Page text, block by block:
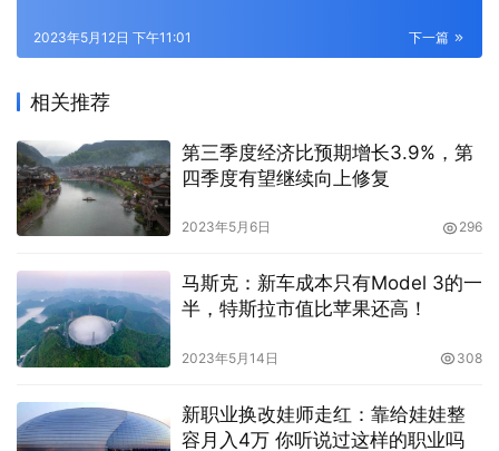
下一篇
2023年5月12日 下午11:01
相关推荐
第三季度经济比预期增长3.9%，第
四季度有望继续向上修复
2023年5月6日 296
马斯克：新车成本只有Model 3的一
半，特斯拉市值比苹果还高！
2023年5月14日 308
新职业换改娃师走红：靠给娃娃整
容月入4万 你听说过这样的职业吗